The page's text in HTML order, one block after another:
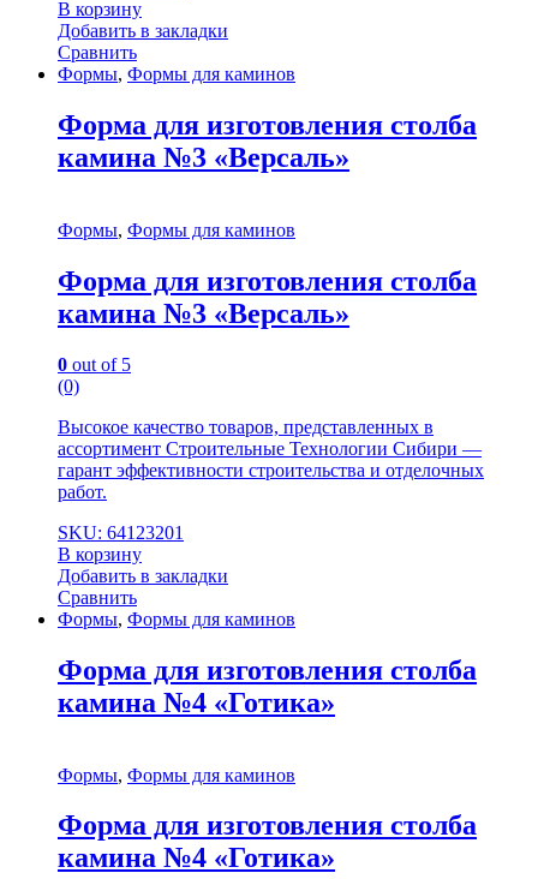
В корзину
Добавить в закладки
Сравнить
Формы, Формы для каминов
Форма для изготовления столба
камина №3 «Версаль»
Формы, Формы для каминов
Форма для изготовления столба
камина №3 «Версаль»
0 out of 5
(0)
Высокое качество товаров, представленных в
ассортимент Строительные Технологии Сибири —
гарант эффективности строительства и отделочных
работ.
SKU: 64123201
В корзину
Добавить в закладки
Сравнить
Формы, Формы для каминов
Форма для изготовления столба
камина №4 «Готика»
Формы, Формы для каминов
Форма для изготовления столба
камина №4 «Готика»